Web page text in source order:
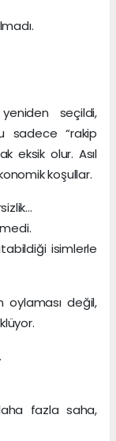
seçildi,
sadece “rakip
eksik olur. Asıl
koşullar.
isimlerle
oylaması değil,
fazla saha,